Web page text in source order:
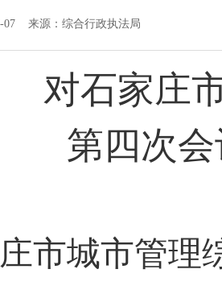
07 来源：综合行政执法局
对石家庄
第四次
市城市管理